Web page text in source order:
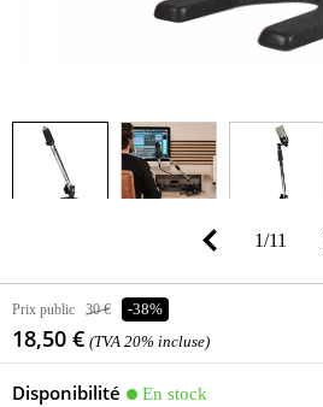
1/11
Prix public 30 € -38%
18,50 € (TVA 20% incluse)
Disponibilité
En stock